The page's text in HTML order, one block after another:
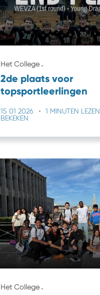
Het College
2de plaats voor
topsportleerlingen
15 01 2026 1 MINUTEN LEZEN
BEKEKEN
Het College